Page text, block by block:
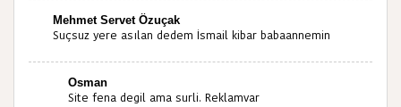
Mehmet Servet Özuçak
Suçsuz yere asılan dedem İsmail kibar babaannemin
Osman
Site fena degil ama surli. Reklamvar